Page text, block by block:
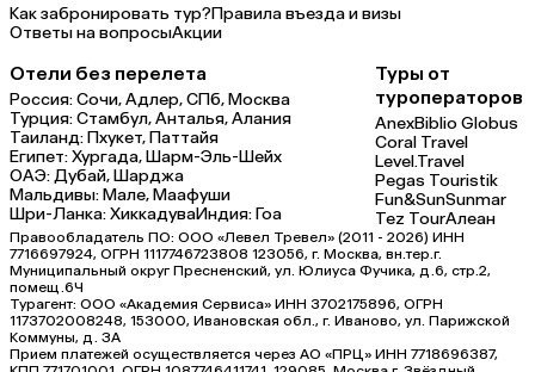
Как забронировать тур?Правила въезда и визы
Ответы на вопросыАкции
Отели без перелета
Россия:Сочи,Адлер,СПб,Москва
Турция:Стамбул,Анталья,Алания
Таиланд:Пхукет,Паттайя
Египет:Хургада,Шарм-Эль-Шейх
ОАЭ:Дубай,Шарджа
Мальдивы:Мале,Маафуши
Шри-Ланка:ХиккадуваИндия:Гоа
Туры от
туроператоров
AnexBiblio Globus
Coral Travel
Level.Travel
Pegas Touristik
Fun&SunSunmar
Tez TourАлеан
Правообладатель ПО: ООО «Левел Тревел» (2011 - 2026) ИНН
7716697924, ОГРН 1117746723808 123056, г. Москва, вн.тер.г.
Муниципальный округ Пресненский, ул. Юлиуса Фучика, д.6, стр.2,
помещ.6Ч
Турагент: ООО «Академия Сервиса» ИНН 3702175896, ОГРН
1173702008248, 153000, Ивановская обл., г. Иваново, ул. Парижской
Коммуны, д. ЗА
Прием платежей осуществляется через АО «ПРЦ» ИНН 7718696387,